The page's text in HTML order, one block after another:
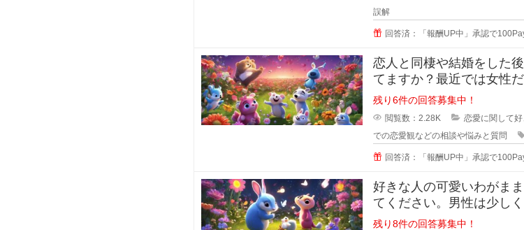
誤解
回答済：「報酬UP中」承認で
恋人と同棲や結婚をした
てますか？最近では女性
やろうみたいな風潮がある
残り6件の回答募集中！
閲覧数：2.28K
恋愛に関して
での恋愛観などの相談や悩みと質問
回答済：「報酬UP中」承認で
好きな人の可愛いわがま
てください。男性は少し
くれる女性が好きと言いま
残り8件の回答募集中！